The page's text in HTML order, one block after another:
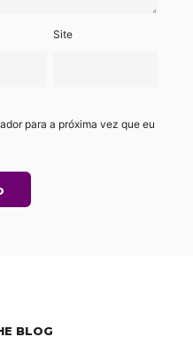
Site
para a próxima vez que eu
BLOG